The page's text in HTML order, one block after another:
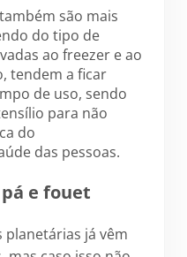
também são mais
do tipo de
ao freezer e ao
tendem a ficar
de uso, sendo
para não
do
das pessoas.
e fouet
planetárias já vêm